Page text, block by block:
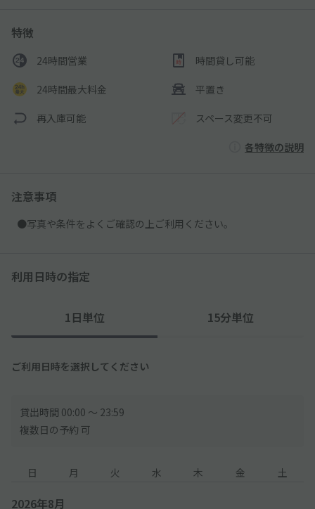
特徴
24時間営業 時間貸し可能
24時間最大料金 平置き
再入庫可能 スペース変更不可
各特徴の説明
注意事項
●写真や条件をよくご確認の上ご利用ください。
利用日時の指定
1日単位 15分単位
ご利用日時を選択してください
貸出時間 00:00 〜 23:59
複数日の予約 可
日 月 火 水 木 金 土
2026年8月